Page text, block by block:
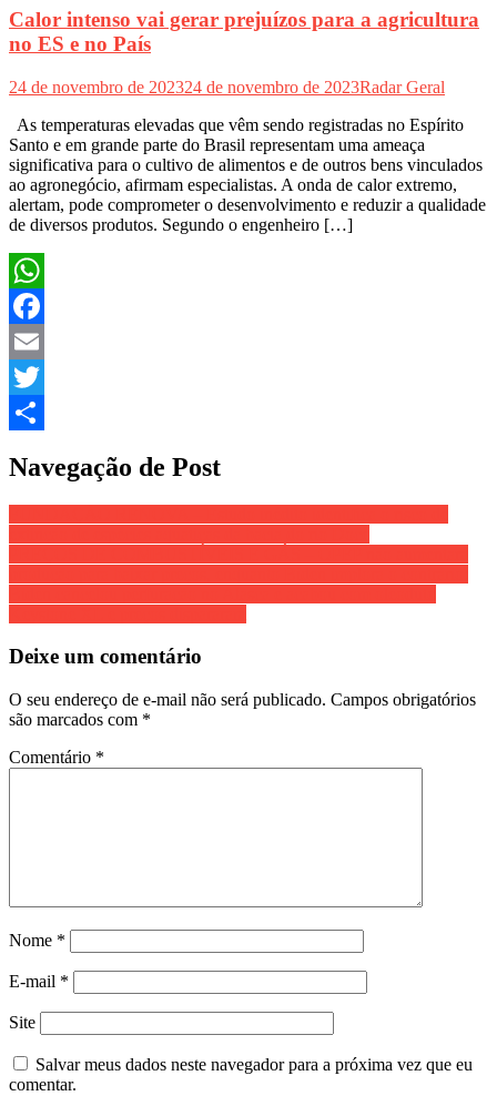
Calor intenso vai gerar prejuízos para a agricultura
no ES e no País
24 de novembro de 202324 de novembro de 2023Radar Geral
As temperaturas elevadas que vêm sendo registradas no Espírito
Santo e em grande parte do Brasil representam uma ameaça
significativa para o cultivo de alimentos e de outros bens vinculados
ao agronegócio, afirmam especialistas. A onda de calor extremo,
alertam, pode comprometer o desenvolvimento e reduzir a qualidade
de diversos produtos. Segundo o engenheiro […]
WhatsApp
Facebook
Email
Twitter
Navegação de Post
Deixe um comentário
O seu endereço de e-mail não será publicado. Campos obrigatórios
são marcados com *
Comentário *
Nome *
E-mail *
Site
Salvar meus dados neste navegador para a próxima vez que eu
comentar.